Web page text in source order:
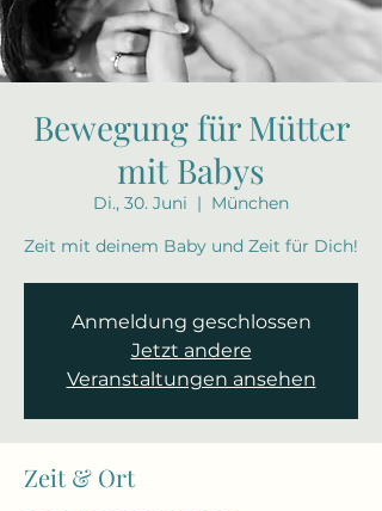
Bewegung für Mütter
mit Babys
Di., 30. Juni
  |
München
Zeit mit deinem Baby und Zeit für Dich!
Anmeldung geschlossen
Jetzt andere
Veranstaltungen ansehen
Zeit & Ort